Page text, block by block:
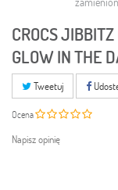
CROCS
GLOW IN THE
Tweetuj
Ocena
Napisz opinię